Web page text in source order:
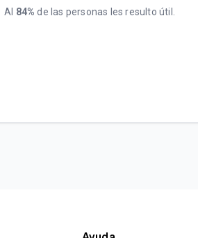
Al 84% de las personas les resulto útil.